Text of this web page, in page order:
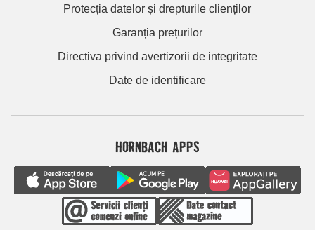
Protecția datelor și drepturile clienților
Garanția prețurilor
Directiva privind avertizorii de integritate
Date de identificare
HORNBACH APPS